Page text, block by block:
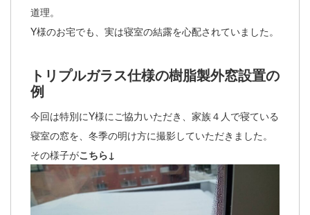
道理。
Y様のお宅でも、実は寝室の結露を心配されていました。
トリプルガラス仕様の樹脂製外窓設置の
例
今回は特別にY様にご協力いただき、家族４人で寝ている
寝室の窓を、冬季の明け方に撮影していただきました。
その様子がこちら↓